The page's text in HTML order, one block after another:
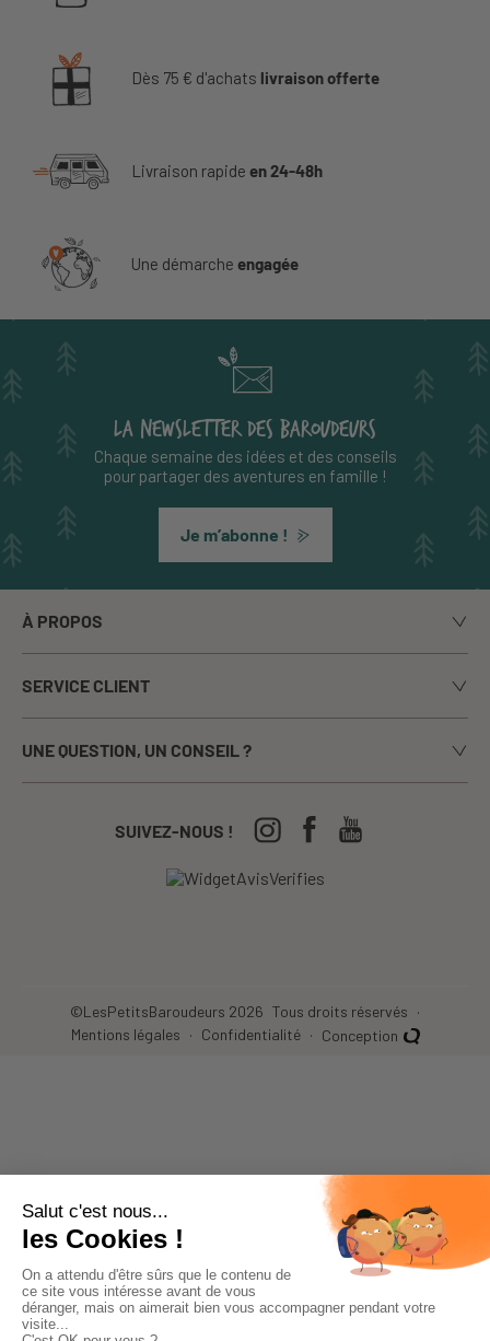
Dès 75 € d'achats livraison offerte
Livraison rapide en 24-48h
Une démarche engagée
LA NEWSLETTER DES BAROUDEURS
Chaque semaine des idées et des conseils
pour partager des aventures en famille !
Je m’abonne !
À PROPOS
Notre histoire
Le blog
Nos marques
La presse en parle
Nos Festivals
SERVICE CLIENT
Livraison
Paiement sécurisé
Echanges / Retours
UNE QUESTION, UN CONSEIL ?
Appelez-nous du lundi au vendredi de 9h00 à 17h00
04-50-63-93-44
SUIVEZ-NOUS !
©LesPetitsBaroudeurs 2026 Tous droits réservés
Mentions légales
Confidentialité Conception